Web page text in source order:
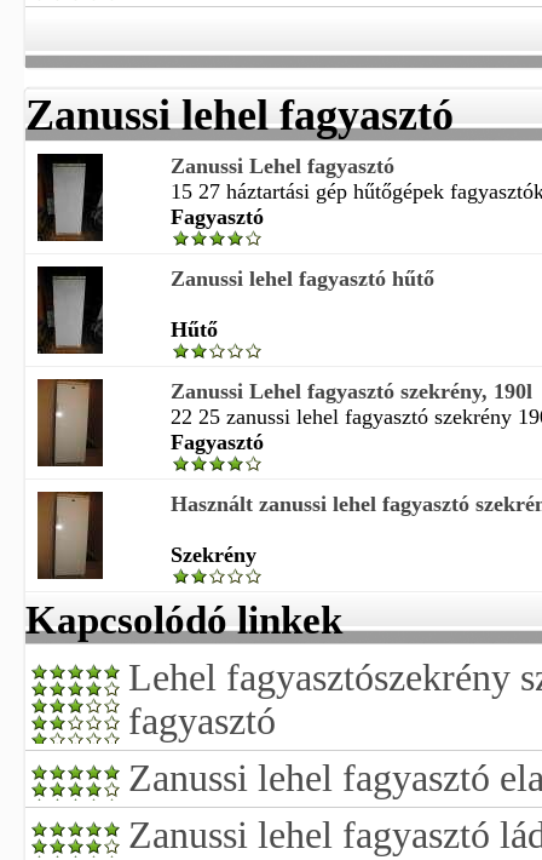
Zanussi lehel fagyasztó
Zanussi Lehel fagyasztó
15 27 háztartási gép hűtőgépek
Fagyasztó
Zanussi lehel fagyasztó hűtő
Hűtő
Zanussi Lehel fagyasztó szekrény, 190l
22 25 zanussi lehel fagyasztó szekrény
Fagyasztó
Használt zanussi lehel fagyasztó
Szekrény
Kapcsolódó linkek
Lehel fagyasztószekrény
fagyasztó
Zanussi lehel fagyasztó
Zanussi lehel fagyasztó